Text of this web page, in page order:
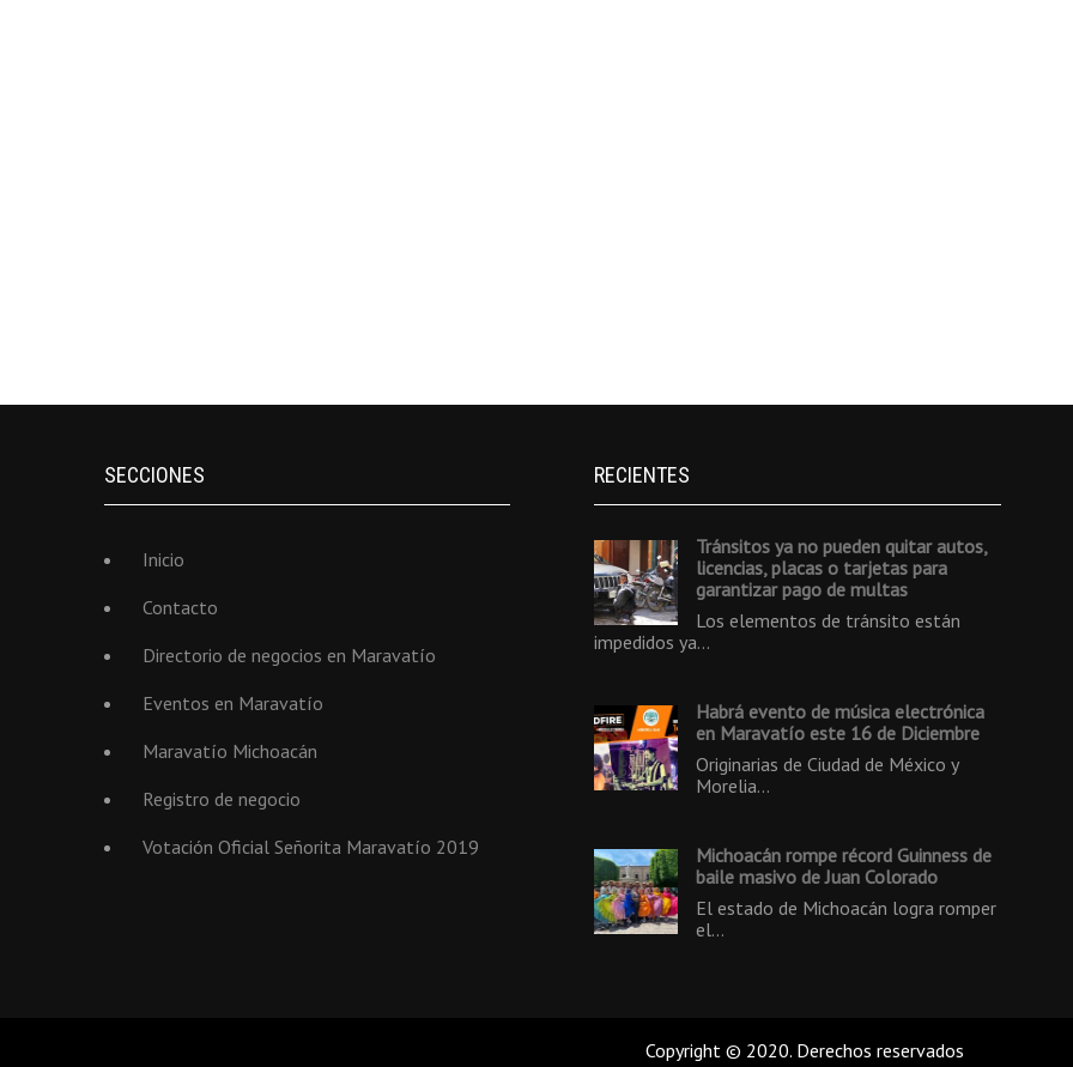
SECCIONES
Inicio
Contacto
Directorio de negocios en Maravatío
Eventos en Maravatío
Maravatío Michoacán
Registro de negocio
Votación Oficial Señorita Maravatío 2019
RECIENTES
Tránsitos ya no pueden quitar autos,
licencias, placas o tarjetas para
garantizar pago de multas
Los elementos de tránsito están
impedidos ya…
Habrá evento de música electrónica
en Maravatío este 16 de Diciembre
Originarias de Ciudad de México y
Morelia…
Michoacán rompe récord Guinness de
baile masivo de Juan Colorado
El estado de Michoacán logra romper
el…
Copyright © 2020. Derechos reservados